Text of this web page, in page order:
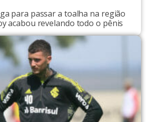
para passar a toalha na região
acabou revelando todo o pênis